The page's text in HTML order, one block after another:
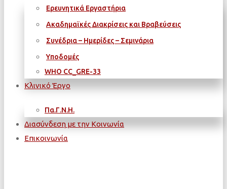
Ερευνητικά Εργαστήρια
Ακαδημαϊκές Διακρίσεις και Βραβεύσεις
Συνέδρια – Ημερίδες – Σεμινάρια
Υποδομές
WΗΟ CC_GRE-33
Κλινικό Έργο
Πα.Γ.Ν.Η.
Διασύνδεση με την Κοινωνία
Επικοινωνία